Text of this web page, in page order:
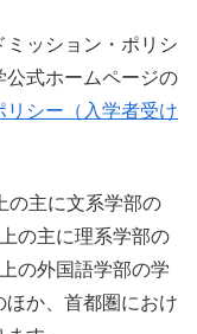
ッション・ポリシ
公式ホームページの
シー（入学者受け
の主に文系学部の
の主に理系学部の
の外国語学部の学
か、首都圏におけ